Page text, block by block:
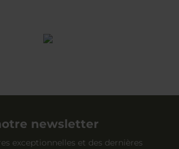
newsletter
exceptionnelles et des dernières